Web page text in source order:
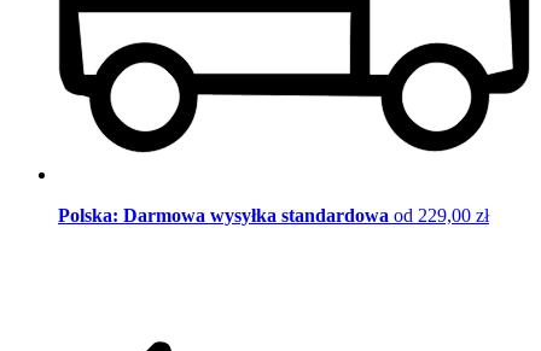
Polska: Darmowa wysyłka standardowa od 229,00 zł